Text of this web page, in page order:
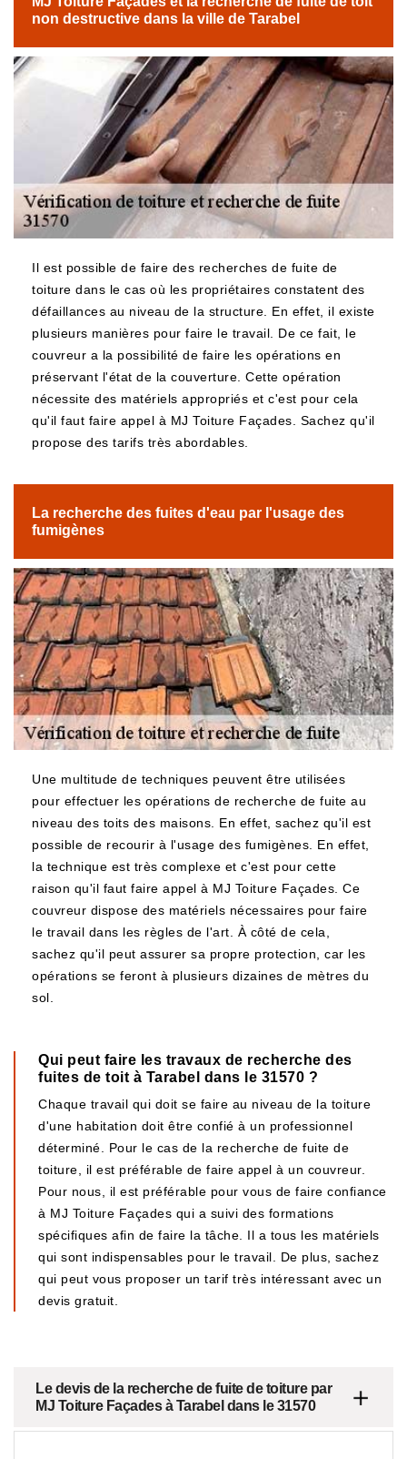
non destructive dans la ville de Tarabel
Il est possible de faire des recherches de fuite de
toiture dans le cas où les propriétaires constatent des
défaillances au niveau de la structure. En effet, il existe
plusieurs manières pour faire le travail. De ce fait, le
couvreur a la possibilité de faire les opérations en
préservant l'état de la couverture. Cette opération
nécessite des matériels appropriés et c'est pour cela
qu'il faut faire appel à MJ Toiture Façades. Sachez qu'il
propose des tarifs très abordables.
La recherche des fuites d'eau par l'usage des
fumigènes
Une multitude de techniques peuvent être utilisées
pour effectuer les opérations de recherche de fuite au
niveau des toits des maisons. En effet, sachez qu'il est
possible de recourir à l'usage des fumigènes. En effet,
la technique est très complexe et c'est pour cette
raison qu'il faut faire appel à MJ Toiture Façades. Ce
couvreur dispose des matériels nécessaires pour faire
le travail dans les règles de l'art. À côté de cela,
sachez qu'il peut assurer sa propre protection, car les
opérations se feront à plusieurs dizaines de mètres du
sol.
Qui peut faire les travaux de recherche des
fuites de toit à Tarabel dans le 31570 ?
Chaque travail qui doit se faire au niveau de la toiture
d'une habitation doit être confié à un professionnel
déterminé. Pour le cas de la recherche de fuite de
toiture, il est préférable de faire appel à un couvreur.
Pour nous, il est préférable pour vous de faire confiance
à MJ Toiture Façades qui a suivi des formations
spécifiques afin de faire la tâche. Il a tous les matériels
qui sont indispensables pour le travail. De plus, sachez
qui peut vous proposer un tarif très intéressant avec un
devis gratuit.
Le devis de la recherche de fuite de toiture par
MJ Toiture Façades à Tarabel dans le 31570